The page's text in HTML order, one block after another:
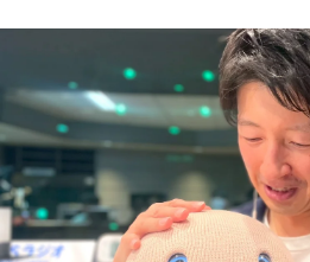
イベント・グッズ
YouTube
会社情報